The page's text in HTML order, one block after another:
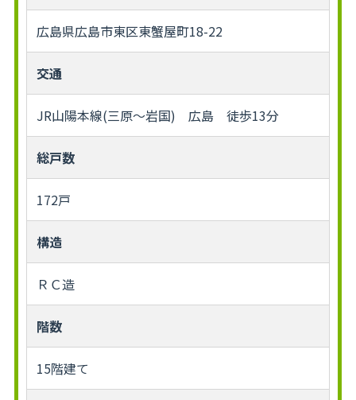
広島県広島市東区東蟹屋町18-22
交通
JR山陽本線(三原～岩国) 広島 徒歩13分
総戸数
172戸
構造
ＲＣ造
階数
15階建て